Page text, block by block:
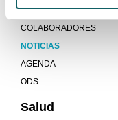
INSCRIPCIÓN A BOLSA
COLABORADORES
NOTICIAS
AGENDA
ODS
Salud